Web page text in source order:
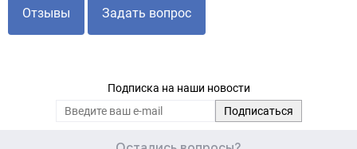
Отзывы Задать вопрос
Подписка на наши новости